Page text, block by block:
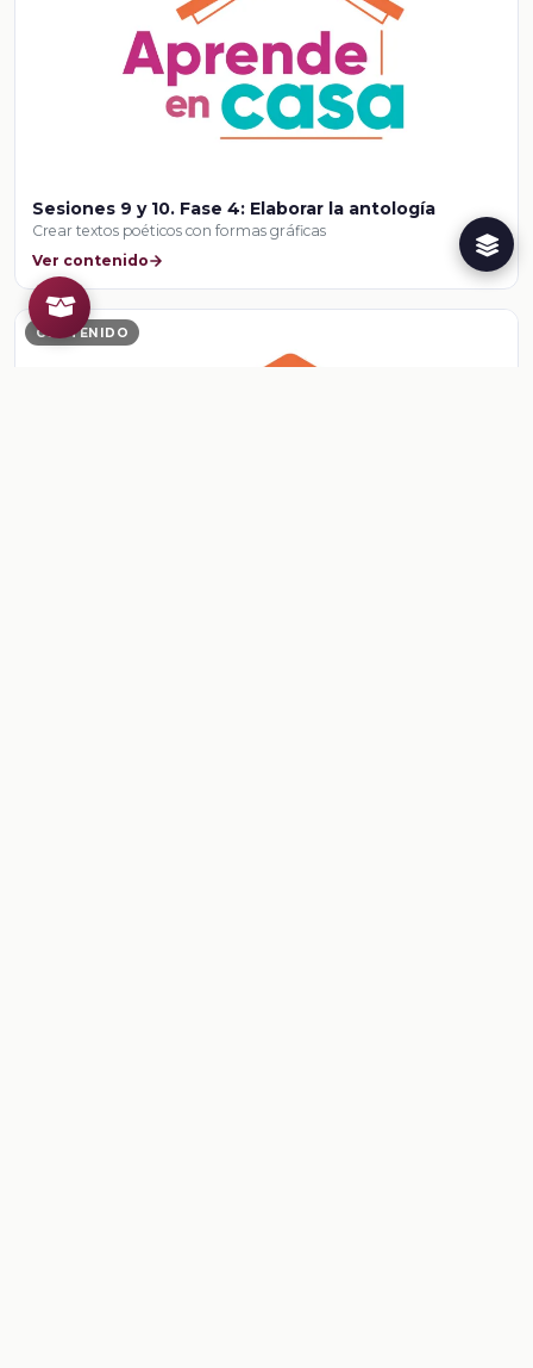
Sesiones 9 y 10. Fase 4: Elaborar la antología
Crear textos poéticos con formas gráficas
Ver contenido
CONTENIDO